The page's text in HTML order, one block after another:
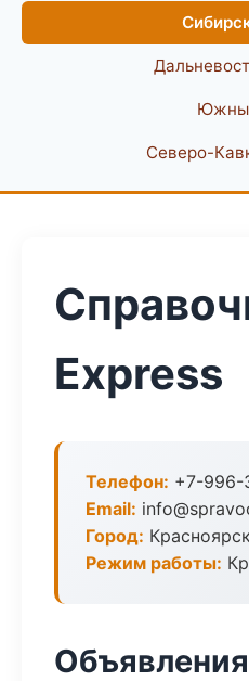
Северо-
Express
Телефон: +7-996-
Email:
Город: Красноярск
Режим работы: